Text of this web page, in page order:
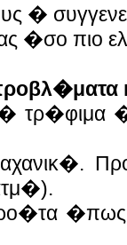
�
�σο πιο